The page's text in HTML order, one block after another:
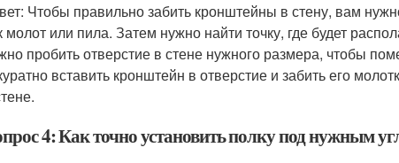
Чтобы правильно забить кронштейны в стену, вам
молот или пила. Затем нужно найти точку, где будет
пробить отверстие в стене нужного размера, чтобы
вставить кронштейн в отверстие и забить его
4: Как точно установить полку под нужным